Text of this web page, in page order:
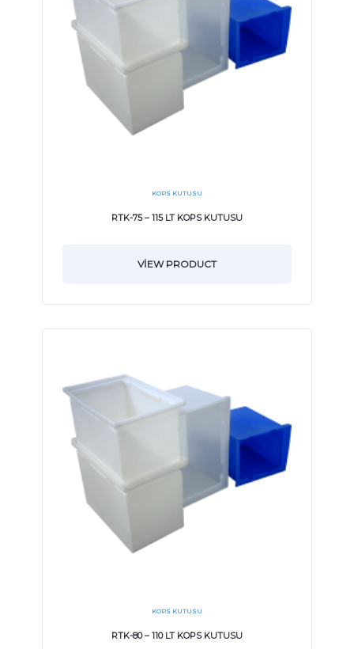
KOPS KUTUSU
RTK-75 – 115 LT KOPS KUTUSU
VIEW PRODUCT
KOPS KUTUSU
RTK-80 – 110 LT KOPS KUTUSU